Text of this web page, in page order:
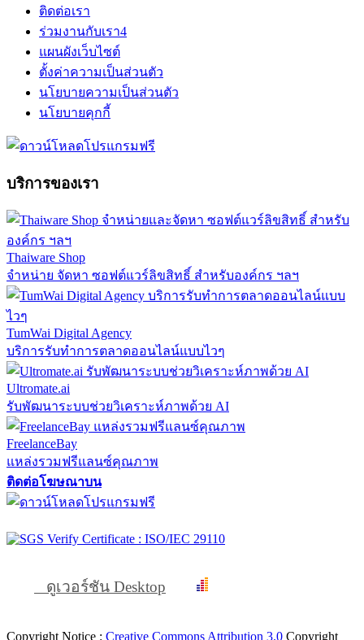
ติดต่อเรา
ร่วมงานกับเรา4
แผนผังเว็บไซต์
ตั้งค่าความเป็นส่วนตัว
นโยบายความเป็นส่วนตัว
นโยบายคุกกี้
บริการของเรา
Thaiware Shop
จำหน่าย จัดหา ซอฟต์แวร์ลิขสิทธิ์ สำหรับองค์กร ฯลฯ
TumWai Digital Agency
บริการรับทำการตลาดออนไลน์แบบไวๆ
Ultromate.ai
รับพัฒนาระบบช่วยวิเคราะห์ภาพด้วย AI
FreelanceBay
แหล่งรวมฟรีแลนซ์คุณภาพ
ติดต่อโฆษณาบน
ดูเวอร์ชัน Desktop
Copyright Notice : Creative Commons Attribution 3.0 Copyright